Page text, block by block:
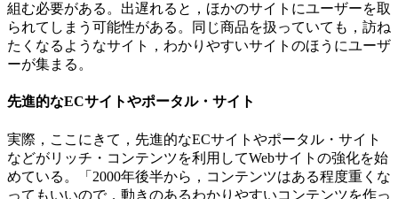
組む必要がある。出遅れると，ほかのサイトにユーザーを取
られてしまう可能性がある。同じ商品を扱っていても，訪ね
たくなるようなサイト，わかりやすいサイトのほうにユーザ
ーが集まる。
先進的なECサイトやポータル・サイト
実際，ここにきて，先進的なECサイトやポータル・サイト
などがリッチ・コンテンツを利用してWebサイトの強化を始
めている。「2000年後半から，コンテンツはある程度重くな
ってもいいので，動きのあるわかりやすいコンテンツを作っ